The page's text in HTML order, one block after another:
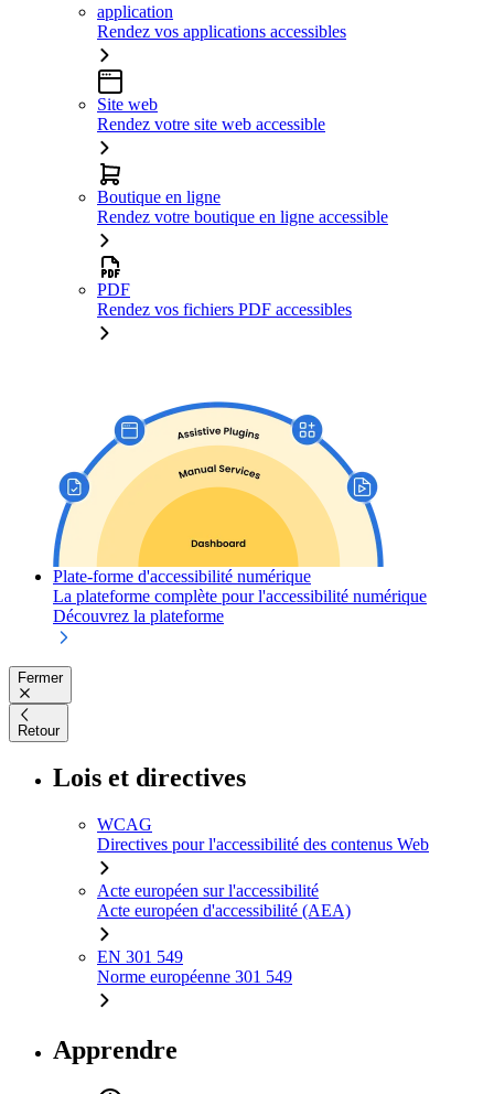
application
Rendez vos applications accessibles
Site web
Rendez votre site web accessible
Boutique en ligne
Rendez votre boutique en ligne accessible
PDF
Rendez vos fichiers PDF accessibles
Plate-forme d'accessibilité numérique
La plateforme complète pour l'accessibilité numérique
Découvrez la plateforme
Fermer
Retour
Lois et directives
WCAG
Directives pour l'accessibilité des contenus Web
Acte européen sur l'accessibilité
Acte européen d'accessibilité (AEA)
EN 301 549
Norme européenne 301 549
Apprendre